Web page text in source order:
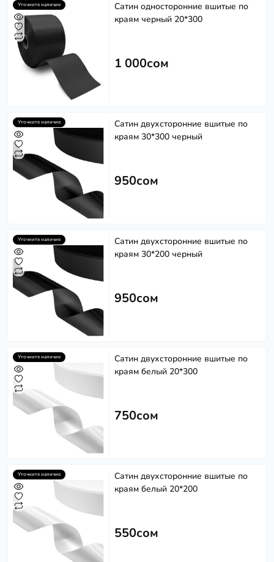
Уточните наличие
Сатин односторонние вшитые по
краям черный 20*300
1 000сом
Уточните наличие
Сатин двухсторонние вшитые по
краям 30*300 черный
950сом
Уточните наличие
Сатин двухсторонние вшитые по
краям 30*200 черный
950сом
Уточните наличие
Сатин двухсторонние вшитые по
краям белый 20*300
750сом
Уточните наличие
Сатин двухсторонние вшитые по
краям белый 20*200
550сом